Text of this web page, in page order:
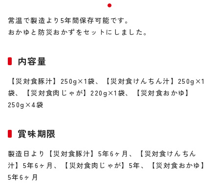
常温で製造より5年間保存可能です。
おかゆと防災おかずをセットにしました。
内容量
【災対食豚汁】250g×1袋、【災対食けんちん汁】250g×1
袋、【災対食肉じゃが】220g×1袋、【災対食おかゆ】
250g×4袋
賞味期限
製造日より【災対食豚汁】5年6ヶ月、【災対食けんちん
汁】5年6ヶ月、【災対食肉じゃが】5年、【災対食おかゆ】
5年6ヶ月